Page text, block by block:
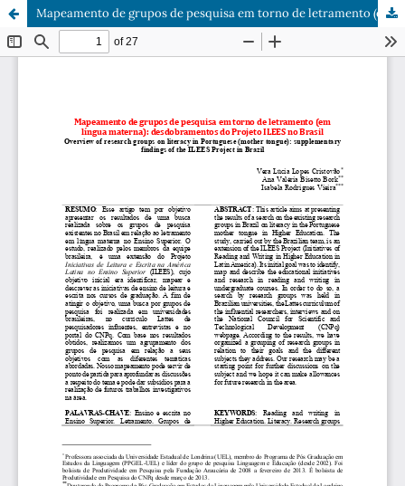
Mapeamento de grupos de pesquisa em torno de letramento (em língua materna): desdobramentos do Projeto ILEES no Brasil